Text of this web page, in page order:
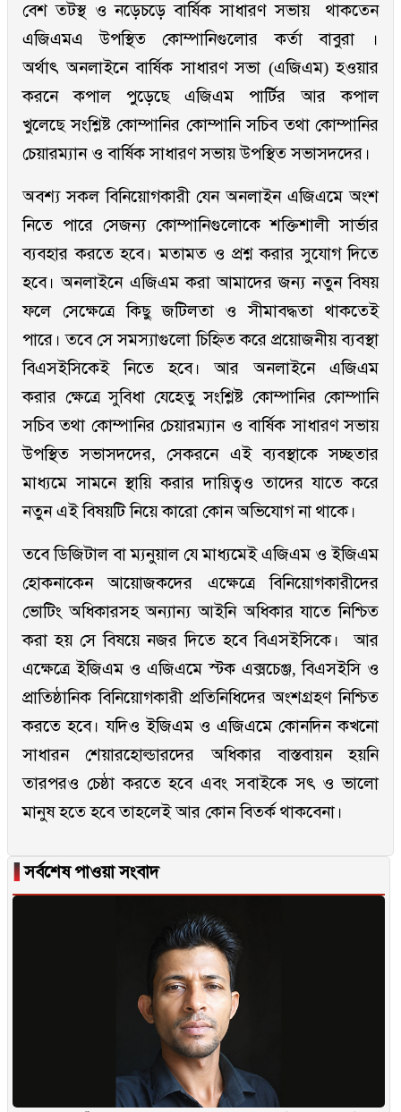
বেশ তটস্থ ও নড়েচড়ে বার্ষিক সাধারণ সভায় থাকতেন
এজিএমএ উপস্থিত কোম্পানিগুলোর কর্তা বাবুরা ।
অর্থাৎ অনলাইনে বার্ষিক সাধারণ সভা (এজিএম) হওয়ার
করনে কপাল পুড়েছে এজিএম পার্টির আর কপাল
খুলেছে সংশ্লিষ্ট কোম্পানির কোম্পানি সচিব তথা কোম্পানির
চেয়ারম্যান ও বার্ষিক সাধারণ সভায় উপস্থিত সভাসদদের।
অবশ্য সকল বিনিয়োগকারী যেন অনলাইন এজিএমে অংশ
নিতে পারে সেজন্য কোম্পানিগুলোকে শক্তিশালী সার্ভার
ব্যবহার করতে হবে। মতামত ও প্রশ্ন করার সুযোগ দিতে
হবে। অনলাইনে এজিএম করা আমাদের জন্য নতুন বিষয়
ফলে সেক্ষেত্রে কিছু জটিলতা ও সীমাবদ্ধতা থাকতেই
পারে। তবে সে সমস্যাগুলো চিহ্নিত করে প্রয়োজনীয় ব্যবস্থা
বিএসইসিকেই নিতে হবে। আর অনলাইনে এজিএম
করার ক্ষেত্রে সুবিধা যেহেতু সংশ্লিষ্ট কোম্পানির কোম্পানি
সচিব তথা কোম্পানির চেয়ারম্যান ও বার্ষিক সাধারণ সভায়
উপস্থিত সভাসদদের, সেকরনে এই ব্যবস্থাকে সচ্ছতার
মাধ্যমে সামনে স্থায়ি করার দায়িত্বও তাদের যাতে করে
নতুন এই বিষয়টি নিয়ে কারো কোন অভিযোগ না থাকে।
তবে ডিজিটাল বা ম্যনুয়াল যে মাধ্যমেই এজিএম ও ইজিএম
হোকনাকেন আয়োজকদের এক্ষেত্রে বিনিয়োগকারীদের
ভোটিং অধিকারসহ অন্যান্য আইনি অধিকার যাতে নিশ্চিত
করা হয় সে বিষয়ে নজর দিতে হবে বিএসইসিকে। আর
এক্ষেত্রে ইজিএম ও এজিএমে স্টক এক্সচেঞ্জ, বিএসইসি ও
প্রাতিষ্ঠানিক বিনিয়োগকারী প্রতিনিধিদের অংশগ্রহণ নিশ্চিত
করতে হবে। যদিও ইজিএম ও এজিএমে কোনদিন কখনো
সাধারন শেয়ারহোল্ডারদের অধিকার বাস্তবায়ন হয়নি
তারপরও চেষ্ঠা করতে হবে এবং সবাইকে সৎ ও ভালো
মানুষ হতে হবে তাহলেই আর কোন বিতর্ক থাকবেনা।
▐সর্বশেষ পাওয়া সংবাদ